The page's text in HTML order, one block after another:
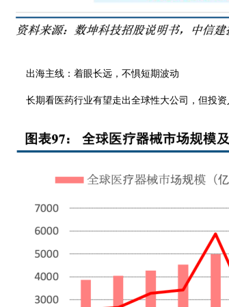
出海主线：着眼长远，不惧短期波动
长期看医药行业有望走出全球性大公司，但投资